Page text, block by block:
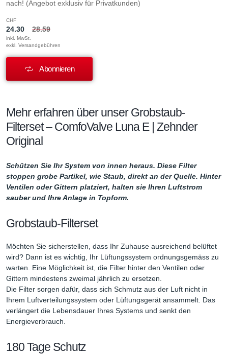
nach! (Angebot exklusiv für Privatkunden)
CHF
24.30 28.59
inkl. MwSt.
exkl. Versandgebühren
Abonnieren
Mehr erfahren über unser Grobstaub-
Filterset – ComfoValve Luna E | Zehnder
Original
Schützen Sie Ihr System von innen heraus. Diese Filter
stoppen grobe Partikel, wie Staub, direkt an der Quelle. Hinter
Ventilen oder Gittern platziert, halten sie Ihren Luftstrom
sauber und Ihre Anlage in Topform.
Grobstaub-Filterset
Möchten Sie sicherstellen, dass Ihr Zuhause ausreichend belüftet
wird? Dann ist es wichtig, Ihr Lüftungssystem ordnungsgemäss zu
warten. Eine Möglichkeit ist, die Filter hinter den Ventilen oder
Gittern mindestens zweimal jährlich zu ersetzen.
Die Filter sorgen dafür, dass sich Schmutz aus der Luft nicht in
Ihrem Luftverteilungssystem oder Lüftungsgerät ansammelt. Das
verlängert die Lebensdauer Ihres Systems und senkt den
Energieverbrauch.
180 Tage Schutz